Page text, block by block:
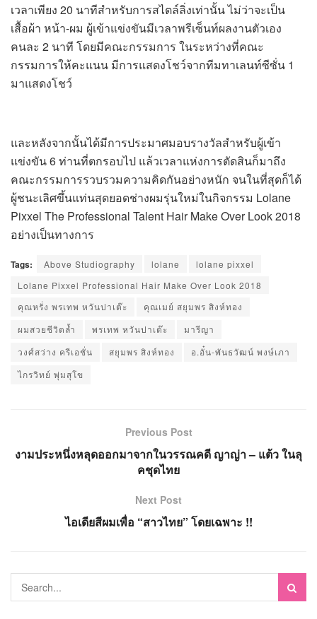
เวลาเพียง 20 นาทีสำหรับการสไตล์ลิ่งเท่านั้น ไม่ว่าจะเป็น
เสื้อผ้า หน้า-ผม ผู้เข้าแข่งขันมีเวลาพรีเซ็นท์ผลงานตัวเอง
คนละ 2 นาที โดยมีคณะกรรมการ ในระหว่างที่คณะ
กรรมการให้คะแนน มีการแสดงโชว์จากทีมทาเลนท์ซีซั่น 1
มาแสดงโชว์
และหลังจากนั้นได้มีการประมาศมอบรางวัลสำหรับผู้เข้า
แข่งขัน 6 ท่านที่ตกรอบไป แล้วเวลาแห่งการตัดสินก็มาถึง
คณะกรรมการรวบรวมความคิดกันอย่างหนัก จนในที่สุดก็ได้
ผู้ชนะเลิศขึ้นแท่นสุดยอดช่างผมรุ่นใหม่ในกิจกรรม Lolane
Pixxel The Professional Talent Hair Make Over Look 2018
อย่างเป็นทางการ
Tags: Above Studiography lolane
lolane pixxel
Lolane Pixxel Professional Hair Make Over Look 2018
คุณหรั่ง พรเทพ หวันปาเต๊ะ
คุณเมย์ สยุมพร สิงห์ทอง
ผมสวยชีวิตล้ำ
พรเทพ หวันปาเต๊ะ
มารีญา
วงศ์สว่าง ครีเอชั่น
สยุมพร สิงห์ทอง
อ.อั๋น-พันธวัฒน์ พงษ์เภา
ไกรวิทย์ พุ่มสุโข
Previous Post
งามประหนึ่งหลุดออกมาจากในวรรณคดี ญาญ่า – แต้ว ในลุ
คชุดไทย
Next Post
ไอเดียสีผมเพื่อ “สาวไทย” โดยเฉพาะ !!